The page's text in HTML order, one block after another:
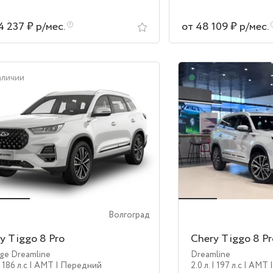
237 ₽ р/мес. от 48 109 ₽ р/мес.
Волгоград
Tiggo 8 Pro
Dreamline
л.c | AMT | Передний
В наличии
Chery Tiggo 8
Dreamline
2.0 л. | 197 л.c | AMT